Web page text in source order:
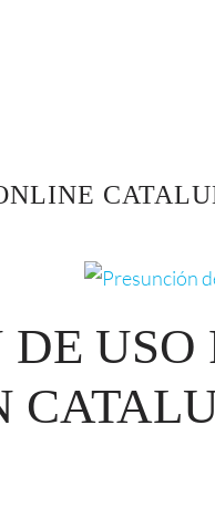
DE